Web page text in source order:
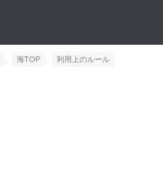
海TOP 利用上のルール